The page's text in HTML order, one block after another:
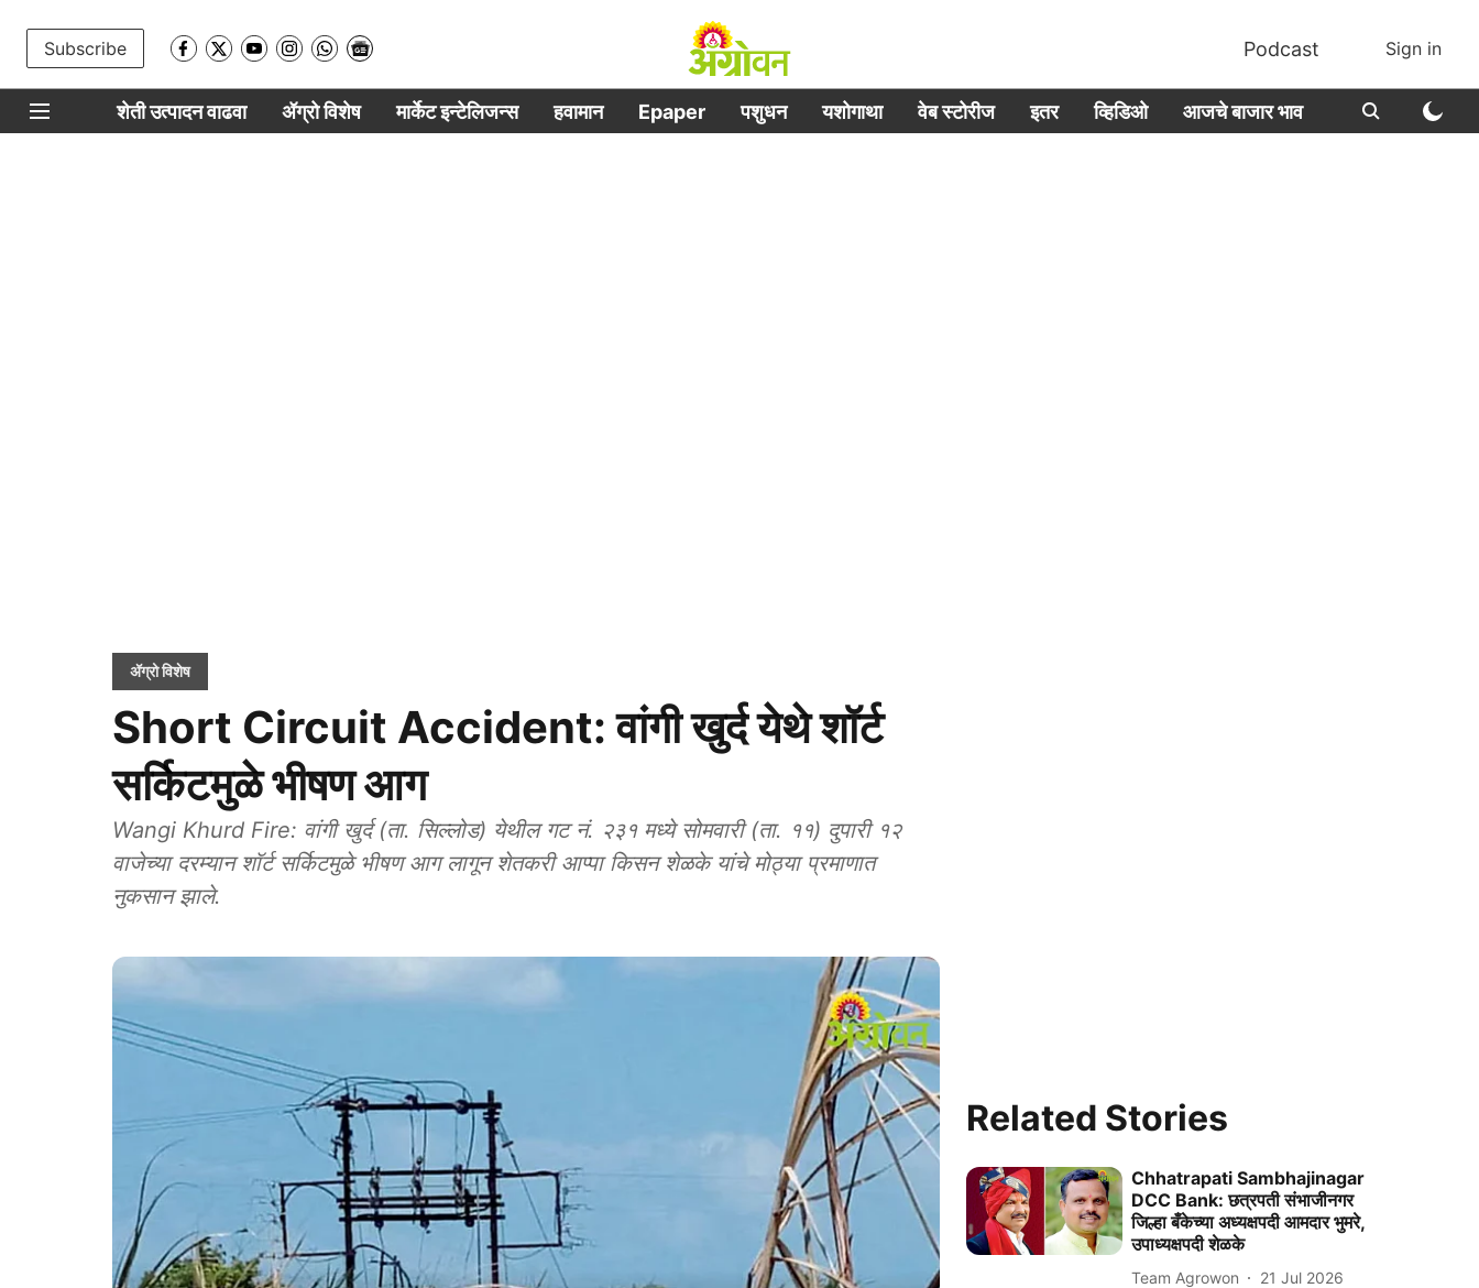
Subscribe Podcast Sign in
शेती उत्पादन वाढवा ॲग्रो विशेष मार्केट इन्टेलिजन्स हवामान Epaper पशुधन यशोगाथा वेब स्टोरीज इतर व्हिडिओ आजचे बाजार भाव
ॲग्रो विशेष
Short Circuit Accident: वांगी खुर्द येथे शॉर्ट
सर्किटमुळे भीषण आग
Wangi Khurd Fire: वांगी खुर्द (ता. सिल्लोड) येथील गट नं. २३१ मध्ये सोमवारी (ता. ११) दुपारी १२
वाजेच्या दरम्यान शॉर्ट सर्किटमुळे भीषण आग लागून शेतकरी आप्पा किसन शेळके यांचे मोठ्या प्रमाणात
नुकसान झाले.
Related Stories
Chhatrapati Sambhajinagar
DCC Bank: छत्रपती संभाजीनगर
जिल्हा बँकेच्या अध्यक्षपदी आमदार भुमरे,
उपाध्यक्षपदी शेळके
Team Agrowon 21 Jul 2026